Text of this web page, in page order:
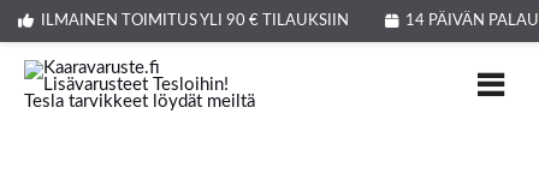
ILMAINEN TOIMITUS YLI 90 € TILAUKSIIN 14 PÄIVÄN
Siirry
sisältöön